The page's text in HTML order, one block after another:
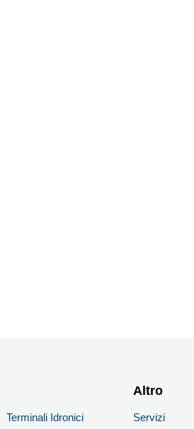
Terminali Idronici
Altro
Servizi